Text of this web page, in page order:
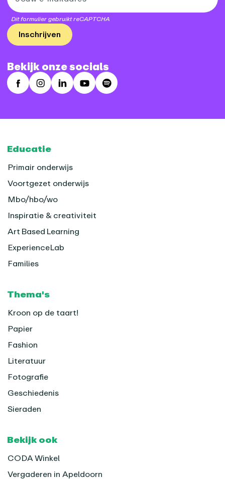
Dit formulier gebruikt reCAPTCHA
Inschrijven
Bekijk onze socials
FacebookInstagram
LinkedInYoutubeSpotify
Footer
Educatie
Primair onderwijs
Voortgezet onderwijs
Mbo/hbo/wo
Inspiratie & creativiteit
Art Based Learning
ExperienceLab
Families
Thema's
Kroon op de taart!
Papier
Fashion
Literatuur
Fotografie
Geschiedenis
Sieraden
Bekijk ook
CODA Winkel
Vergaderen in Apeldoorn